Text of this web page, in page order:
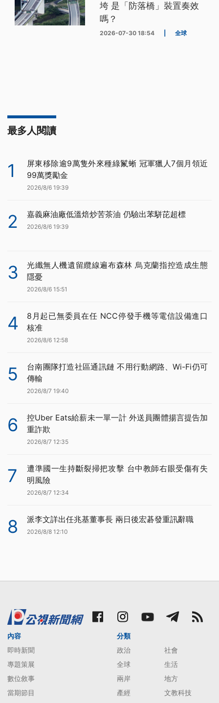
垮 是「防落橋」裝置奏效
嗎？
2026-07-30 18:54 全球
最多人閱讀
1
屏東移除逾9萬隻外來種綠鬣蜥 冠軍獵人7個月領近
99萬獎勵金
2026/8/6 19:39
2 嘉義麻油廠低溫焙炒苦茶油 仍驗出苯駢芘超標
2026/8/6 19:39
3
光纖無人機遺留纜線遍布森林 烏克蘭指控造成生態
隱憂
2026/8/6 15:51
4
8月起已無委員在任 NCC停發手機等電信設備進口
核准
2026/8/6 12:58
5
台南團隊打造社區通訊鏈 不用行動網路、Wi-Fi仍可
傳輸
2026/8/7 19:40
6
控Uber Eats給薪未一單一計 外送員團體揚言提告加
重詐欺
2026/8/7 12:35
7
遭準國一生持斷裂掃把攻擊 台中教師右眼受傷有失
明風險
2026/8/7 12:34
8 派李文詳出任兆基董事長 兩日後宏碁發重訊辭職
2026/8/8 12:10
內容
即時新聞
專題策展
數位敘事
當期節目
分類
政治
社會
全球
生活
兩岸
地方
產經
文教科技